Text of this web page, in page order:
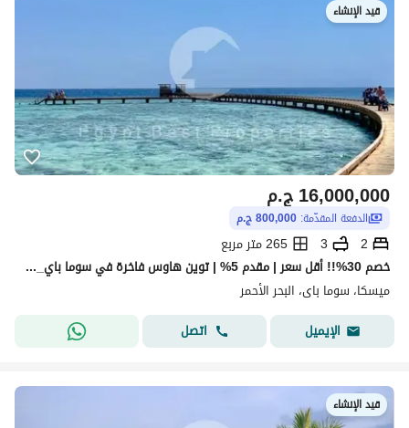
قيد الإنشاء
ج.م16,000,000
الدفعة المقدّمة: 800,000 ج.م
2
3
265 متر مربع
خصم 30%!! أقل سعر | مقدم 5% | توين هاوس فاخرة في سوما باي_إطلالة على اللاجون والبحر | أول قسط بعد سنة | وحدات محدودة
ميسكا، سوما باى، البحر الأحمر
الإيميل
اتصل
قيد الإنشاء